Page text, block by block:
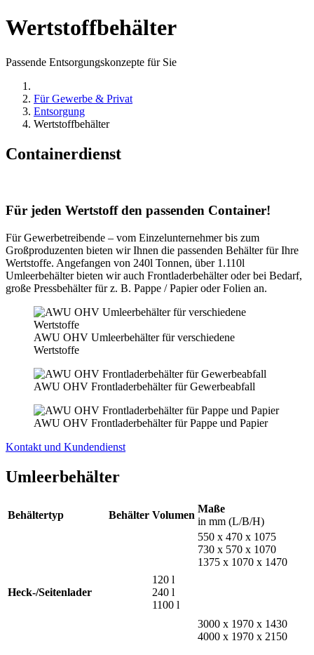
Wertstoffbehälter
Passende Entsorgungskonzepte für Sie
Für Gewerbe & Privat
Entsorgung
Wertstoffbehälter
Containerdienst
Für jeden Wertstoff den passenden Container!
Für Gewerbetreibende – vom Einzelunternehmer bis zum
Großproduzenten bieten wir Ihnen die passenden Behälter für Ihre
Wertstoffe. Angefangen von 240l Tonnen, über 1.110l
Umleerbehälter bieten wir auch Frontladerbehälter oder bei Bedarf,
große Pressbehälter für z. B. Pappe / Papier oder Folien an.
AWU OHV Umleerbehälter für verschiedene
Wertstoffe
AWU OHV Frontladerbehälter für Gewerbeabfall
AWU OHV Frontladerbehälter für Pappe und Papier
Kontakt und Kundendienst
Umleerbehälter
Behältertyp Behälter Volumen
Maße
in mm (L/B/H)
Heck-/Seitenlader
120 l
240 l
1100 l
550 x 470 x 1075
730 x 570 x 1070
1375 x 1070 x 1470
3000 x 1970 x 1430
4000 x 1970 x 2150